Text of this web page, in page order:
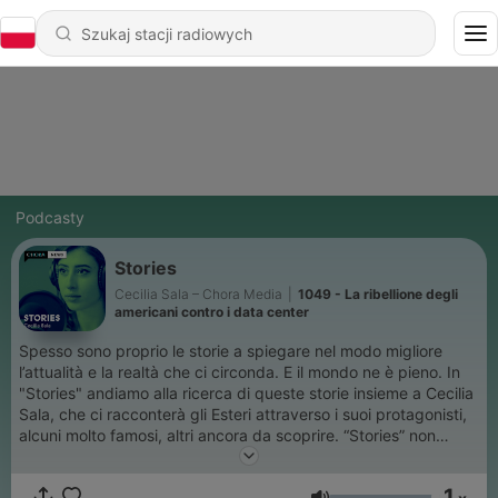
Podcasty
Stories
Cecilia Sala – Chora Media
1049 - La ribellione degli
americani contro i data center
Spesso sono proprio le storie a spiegare nel modo migliore
l’attualità e la realtà che ci circonda. E il mondo ne è pieno. In
"Stories" andiamo alla ricerca di queste storie insieme a Cecilia
Sala, che ci racconterà gli Esteri attraverso i suoi protagonisti,
alcuni molto famosi, altri ancora da scoprire. “Stories” non
rimarrà in una stanza, vi porterà in trasferta con Cecilia per